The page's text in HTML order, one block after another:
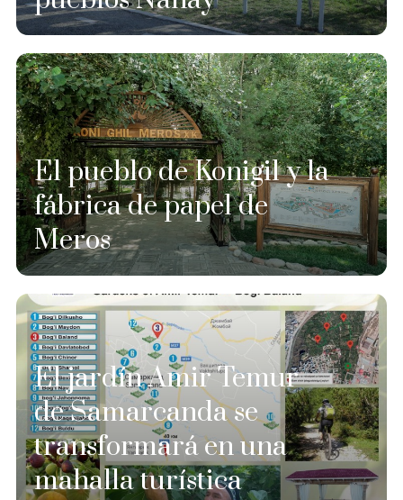
El pueblo de Konigil y la
fábrica de papel de
Meros
El jardín Amir Temur
de Samarcanda se
transformará en una
mahalla turística